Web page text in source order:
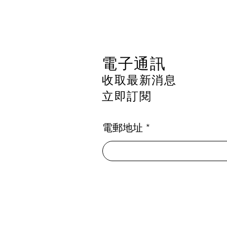
電子通訊
收取最新消息
立即訂閱
電郵地址